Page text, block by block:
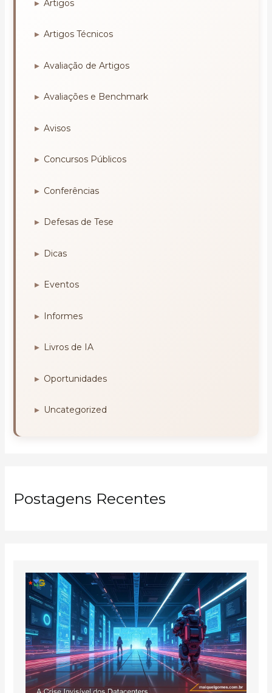
Artigos
Artigos Técnicos
Avaliação de Artigos
Avaliações e Benchmark
Avisos
Concursos Públicos
Conferências
Defesas de Tese
Dicas
Eventos
Informes
Livros de IA
Oportunidades
Uncategorized
Postagens Recentes